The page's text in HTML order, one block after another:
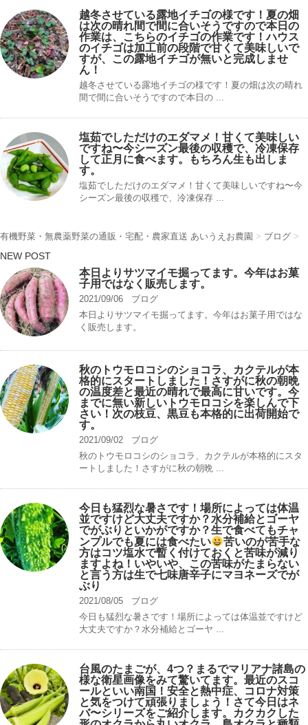
越冬させている露地イチゴの様です！夏の畑
は次の晴れ間で間に合いそうですので本日の
作業は、こちらのイチゴの作業です！ハウス
のイチゴは加工前の段階で甘くて美味しいで
すが、この露地イチゴが無いと完成しませ
ん！
越冬させている露地イチゴの様です！夏の畑は次の晴れ
間で間に合いそうですので本日の ...
塩茹でしただけのエダマメ！甘くて美味しい
ですね〜今シーズン最後の収穫で、冷凍保存
して正月に食べます。もちろん生も出しま
す。
塩茹でしただけのエダマメ！甘くて美味しいですね〜今
シーズン最後の収穫で、冷凍保存 ...
有機野菜・無農薬野菜の通販・宅配・農家直送 あいうえお農園 > ブログ >
NEW POST
本日よりサツマイモ掘ってます。今年はお菓
子用ではなく販売します。
2021/09/06
ブログ
本日よりサツマイモ掘ってます。今年はお菓子用ではな
く販売します。
秋のトウモロコシのショコラ、カクテルが本
格的にスタートしました！さすがに秋の朝晩
の温度差と最近の晴れで最高に甘いです。今
までに無い新しいトウモロコシを楽しんで下
さい！次の枝豆、黒豆も本格的に出荷開始で
す。
2021/09/02
ブログ
秋のトウモロコシのショコラ、カクテルが本格的にスタ
ートしました！さすがに秋の朝晩 ...
今日も猛烈な暑さです！場所によっては体温
並ですけど大丈夫ですか？水分補給とゴーヤ
でがぶりといかがですか？生で食べてもチャ
ンプルでも夏には食べたい
苦いのが苦手な
方はコツ塩水で暫く付けておくと苦味が減り
ますよね！いやいや、この苦味がたまらない
と言う方は生で七味唐辛子にマヨネーズでが
ぶり
2021/08/05
ブログ
今日も猛烈な暑さです！場所によっては体温並ですけど
大丈夫ですか？水分補給とゴーヤ ...
台風のたまごが、4つ？まるでマリアナ諸島の
様な衛星画像をみて驚いてます。最近のスコ
ールといい南国！安全と熱中症、コロナ対策
と気をつけて頑張りましょう！さて今日はネ
バ〜シリーズをご紹介します。カクカクした